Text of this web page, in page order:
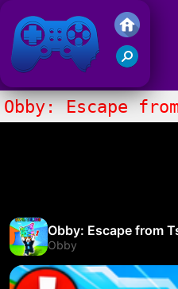
Gry Friv 5
Obby: Escape